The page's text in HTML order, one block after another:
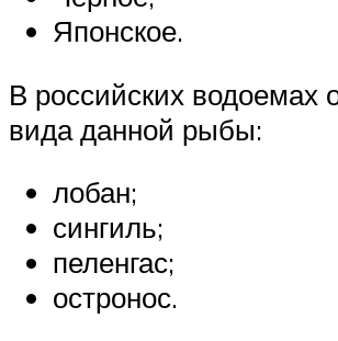
Японское.
В российских водоемах
вида данной рыбы:
лобан;
сингиль;
пеленгас;
остронос.